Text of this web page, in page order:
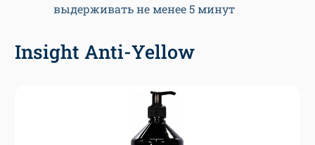
выдерживать не менее 5 минут
Insight Anti-Yellow